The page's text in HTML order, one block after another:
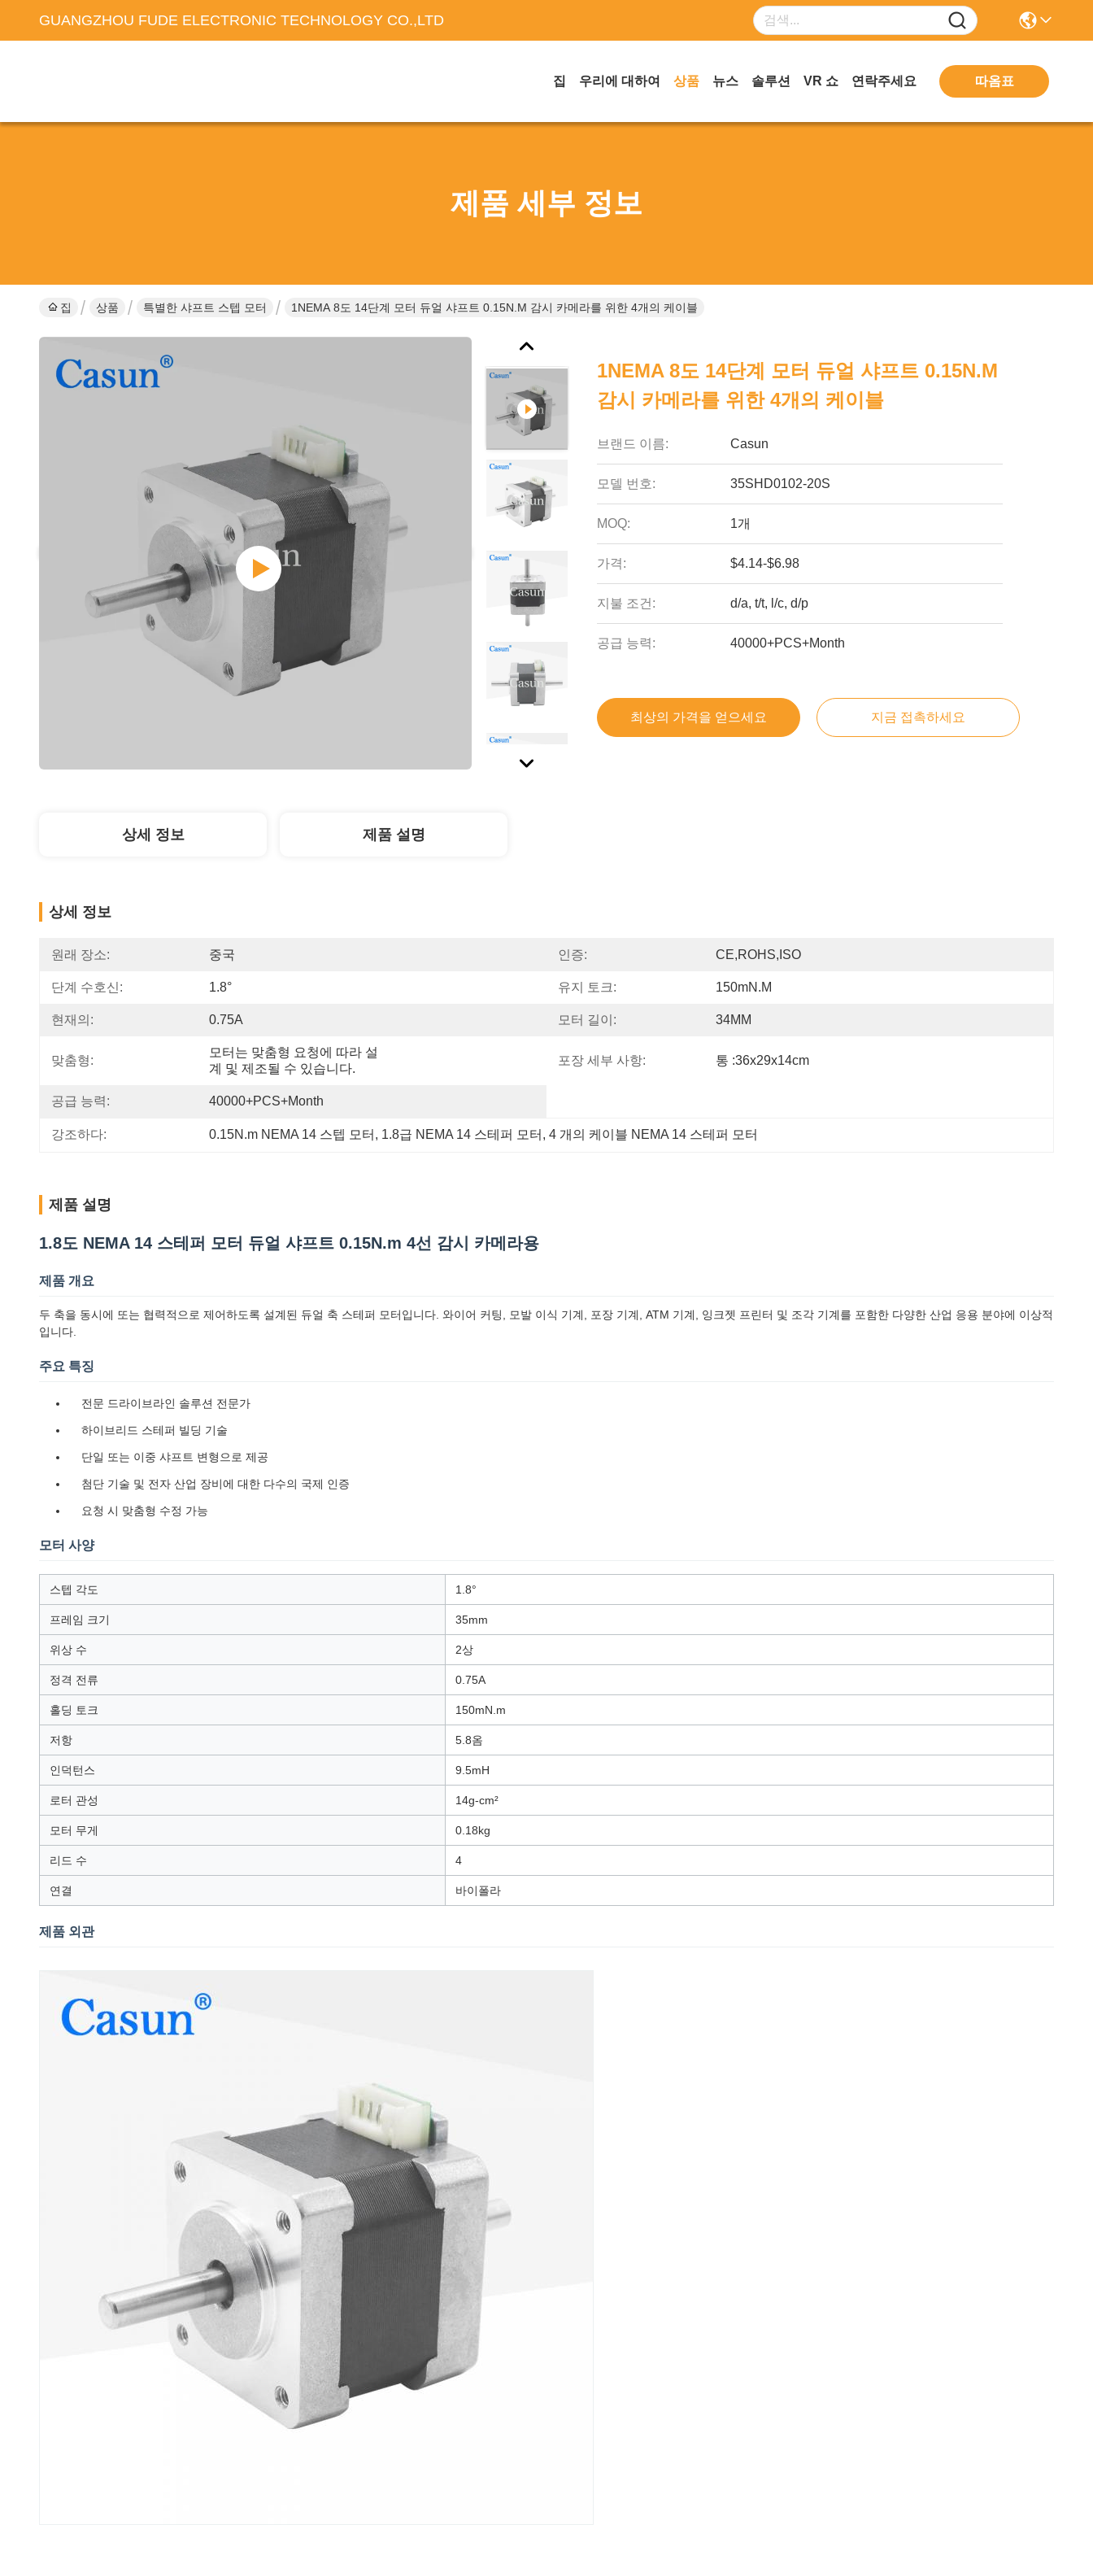
GUANGZHOU FUDE ELECTRONIC TECHNOLOGY CO.,LTD
집 우리에 대하여 상품 뉴스 솔루션 VR 쇼 연락주세요 따옴표
제품 세부 정보
집 상품 특별한 샤프트 스텝 모터 1NEMA 8도 14단계 모터 듀얼 샤프트 0.15N.m 감시 카메라를 위한 4개의 케이블
1NEMA 8도 14단계 모터 듀얼 샤프트 0.15N.m
감시 카메라를 위한 4개의 케이블
브랜드 이름: Casun
모델 번호: 35SHD0102-20S
MOQ: 1개
가격: $4.14-$6.98
지불 조건: d/a, t/t, l/c, d/p
공급 능력: 40000+PCS+Month
최상의 가격을 얻으세요 지금 접촉하세요
상세 정보 제품 설명
상세 정보
원래 장소: 중국 인증: CE,ROHS,ISO
단계 수호신: 1.8° 유지 토크: 150mN.m
현재의: 0.75A 모터 길이: 34MM
맞춤형:
모터는 맞춤형 요청에 따라 설
계 및 제조될 수 있습니다.
포장 세부 사항: 통 :36x29x14cm
공급 능력: 40000+PCS+Month
강조하다: 0.15N.m NEMA 14 스텝 모터 , 1.8급 NEMA 14 스테퍼 모터 , 4 개의 케이블 NEMA 14 스테퍼 모터
제품 설명
1.8도 NEMA 14 스테퍼 모터 듀얼 샤프트 0.15N.m 4선 감시 카메라용
제품 개요
두 축을 동시에 또는 협력적으로 제어하도록 설계된 듀얼 축 스테퍼 모터입니다. 와이어 커팅, 모발 이식 기계, 포장 기계, ATM 기계, 잉크젯 프린터 및 조각 기계를 포함한 다양한 산업 응용 분야에 이상적
입니다.
주요 특징
전문 드라이브라인 솔루션 전문가
하이브리드 스테퍼 빌딩 기술
단일 또는 이중 샤프트 변형으로 제공
첨단 기술 및 전자 산업 장비에 대한 다수의 국제 인증
요청 시 맞춤형 수정 가능
모터 사양
스텝 각도 1.8°
프레임 크기 35mm
위상 수 2상
정격 전류 0.75A
홀딩 토크 150mN.m
저항 5.8옴
인덕턴스 9.5mH
로터 관성 14g-cm²
모터 무게 0.18kg
리드 수 4
연결 바이폴라
제품 외관